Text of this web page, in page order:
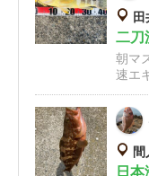
田
二刀
朝マ
速エ
間
日